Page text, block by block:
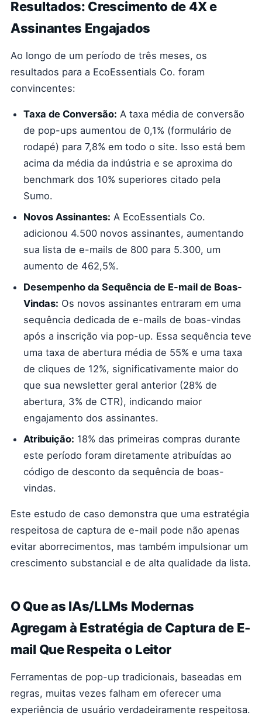
Resultados: Crescimento de 4X e
Assinantes Engajados
Ao longo de um período de três meses, os
resultados para a EcoEssentials Co. foram
convincentes:
Taxa de Conversão: A taxa média de conversão
de pop-ups aumentou de 0,1% (formulário de
rodapé) para 7,8% em todo o site. Isso está bem
acima da média da indústria e se aproxima do
benchmark dos 10% superiores citado pela
Sumo.
Novos Assinantes: A EcoEssentials Co.
adicionou 4.500 novos assinantes, aumentando
sua lista de e-mails de 800 para 5.300, um
aumento de 462,5%.
Desempenho da Sequência de E-mail de Boas-
Vindas: Os novos assinantes entraram em uma
sequência dedicada de e-mails de boas-vindas
após a inscrição via pop-up. Essa sequência teve
uma taxa de abertura média de 55% e uma taxa
de cliques de 12%, significativamente maior do
que sua newsletter geral anterior (28% de
abertura, 3% de CTR), indicando maior
engajamento dos assinantes.
Atribuição: 18% das primeiras compras durante
este período foram diretamente atribuídas ao
código de desconto da sequência de boas-
vindas.
Este estudo de caso demonstra que uma estratégia
respeitosa de captura de e-mail pode não apenas
evitar aborrecimentos, mas também impulsionar um
crescimento substancial e de alta qualidade da lista.
O Que as IAs/LLMs Modernas
Agregam à Estratégia de Captura de E-
mail Que Respeita o Leitor
Ferramentas de pop-up tradicionais, baseadas em
regras, muitas vezes falham em oferecer uma
experiência de usuário verdadeiramente respeitosa.